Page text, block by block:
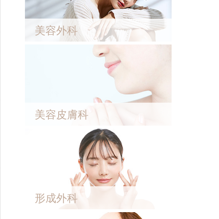
美容外科
美容皮膚科
形成外科